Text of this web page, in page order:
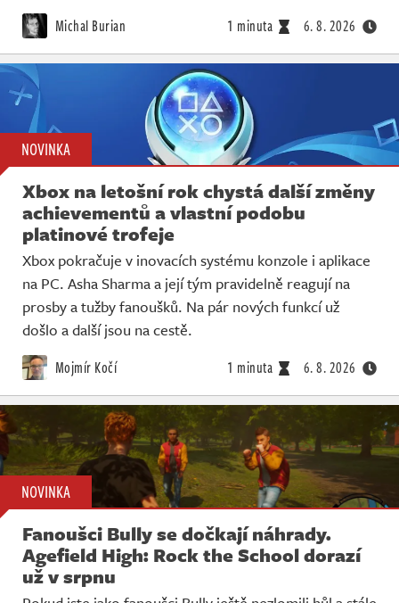
Michal Burian 1 minuta 6. 8. 2026
NOVINKA
Xbox na letošní rok chystá další změny
achievementů a vlastní podobu
platinové trofeje
Xbox pokračuje v inovacích systému konzole i aplikace
na PC. Asha Sharma a její tým pravidelně reagují na
prosby a tužby fanoušků. Na pár nových funkcí už
došlo a další jsou na cestě.
Mojmír Kočí 1 minuta 6. 8. 2026
NOVINKA
Fanoušci Bully se dočkají náhrady.
Agefield High: Rock the School dorazí
už v srpnu